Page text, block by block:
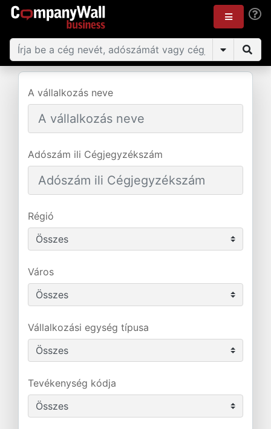
A vállalkozás neve
Adószám ili Cégjegyzékszám
Régió
Város
Vállalkozási egység típusa
Tevékenység kódja